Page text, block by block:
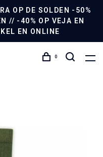
OP DE SOLDEN -50%
// -40% OP VEJA EN
EN ONLINE
0